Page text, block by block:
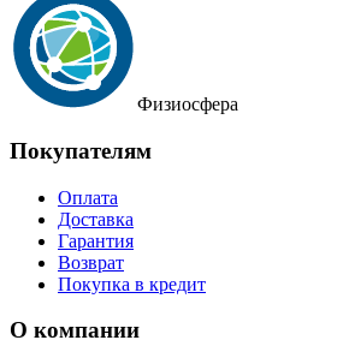
Физиосфера
Покупателям
Оплата
Доставка
Гарантия
Возврат
Покупка в кредит
О компании